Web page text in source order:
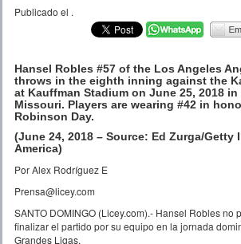
Publicado el .
Hansel Robles #57 of the Los Angeles
throws in the eighth inning against the
at Kauffman Stadium on June 25, 2018 in
Missouri. Players are wearing #42 in
Robinson Day.
(June 24, 2018 – Source: Ed Zurga/Getty
America)
Por Alex Rodríguez E
Prensa@licey.com
SANTO DOMINGO (Licey.com).- Hansel Robles no
finalizar el partido por su equipo en la jornada
Grandes Ligas.